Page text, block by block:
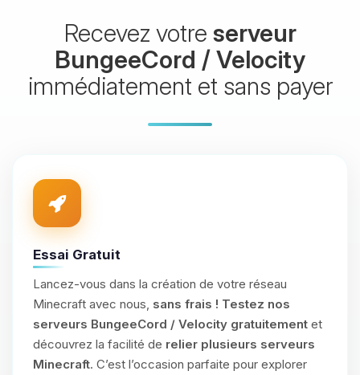
Recevez votre serveur
BungeeCord / Velocity
immédiatement et sans payer
Essai Gratuit
Lancez-vous dans la création de votre réseau
Minecraft avec nous, sans frais ! Testez nos
serveurs BungeeCord / Velocity gratuitement et
découvrez la facilité de relier plusieurs serveurs
Minecraft. C’est l’occasion parfaite pour explorer